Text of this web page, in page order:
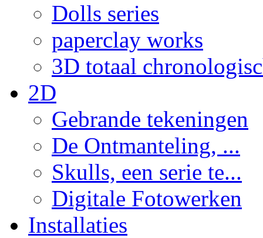
Dolls series
paperclay works
3D totaal
2D
Gebrande tekeningen
De Ontmanteling, ...
Skulls, een serie te...
Digitale Fotowerken
Installaties